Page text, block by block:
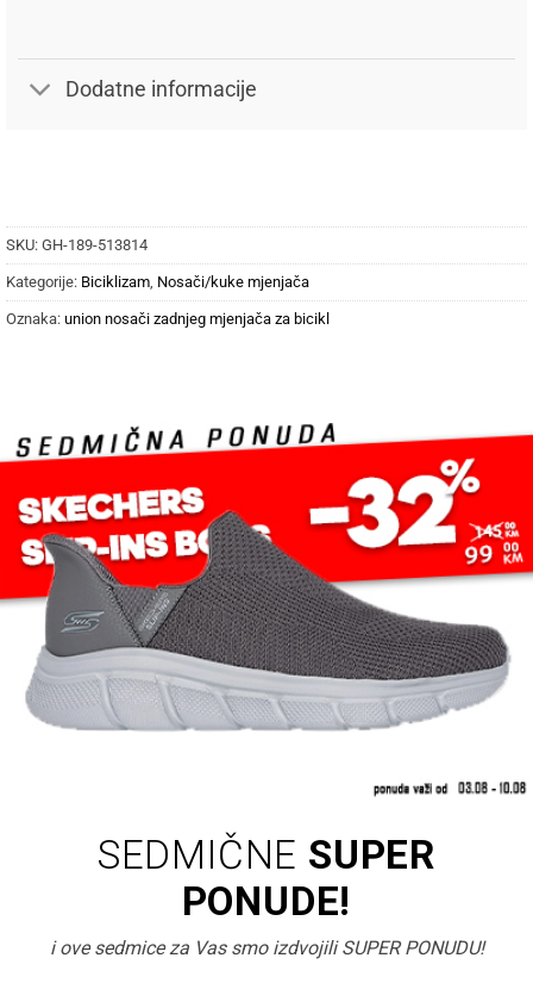
Dodatne informacije
SKU: GH-189-513814
Kategorije: Biciklizam, Nosači/kuke mjenjača
Oznaka: union nosači zadnjeg mjenjača za bicikl
SEDMIČNE SUPER
PONUDE!
i ove sedmice za Vas smo izdvojili SUPER PONUDU!